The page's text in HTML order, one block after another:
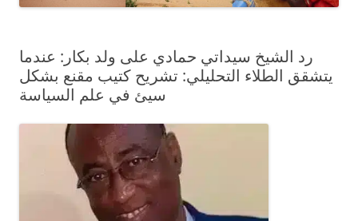
رد الشيخ سيداتي حمادي على ولد بكار: عندما
يتشقق الطلاء التحليلي: تشريح كتيب مقنع بشكل
سيئ في علم السياسة